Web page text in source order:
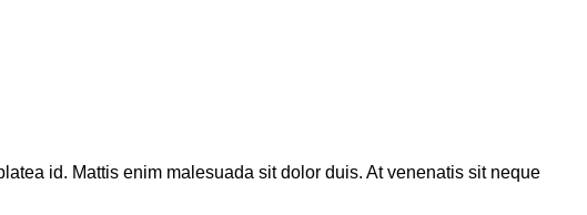
id. Mattis enim malesuada sit dolor duis. At venenatis sit neque